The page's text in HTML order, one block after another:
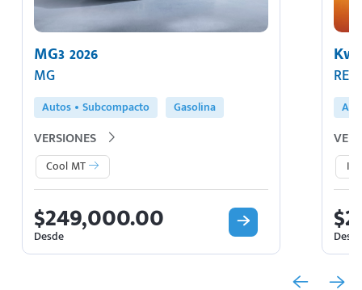
MG3 2026
MG
Autos Subcompacto Gasolina
VERSIONES
Cool MT
$249,000.00
Desde